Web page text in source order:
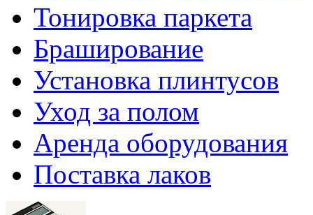
Тонировка паркета
Браширование
Установка плинтусов
Уход за полом
Аренда оборудования
Поставка лаков